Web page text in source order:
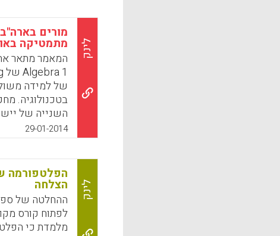
לינק
מורים
מתמטיקה
של למידה
בטכנולוגיה.
השנייה של
משתמשים
בקצב אישי
הישגים
המשתמשים
29-01-2014
לינק הצלחה
לפתוח קורס
מלמדת כי